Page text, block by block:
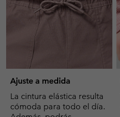
Ajuste a medida
La cintura elástica resulta
cómoda para todo el día.